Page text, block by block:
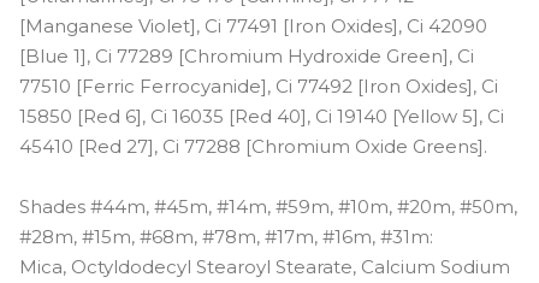
[Manganese Violet], Ci 77491 [Iron Oxides], Ci 42090
[Blue 1], Ci 77289 [Chromium Hydroxide Green], Ci
77510 [Ferric Ferrocyanide], Ci 77492 [Iron Oxides], Ci
15850 [Red 6], Ci 16035 [Red 40], Ci 19140 [Yellow 5], Ci
45410 [Red 27], Ci 77288 [Chromium Oxide Greens].
Shades #44m, #45m, #14m, #59m, #10m, #20m, #50m,
#28m, #15m, #68m, #78m, #17m, #16m, #31m:
Mica, Octyldodecyl Stearoyl Stearate, Calcium Sodium